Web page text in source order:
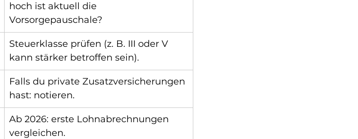
hoch ist aktuell die
Vorsorgepauschale?
Steuerklasse prüfen (z. B. III oder V
kann stärker betroffen sein).
Falls du private Zusatzversicherungen
hast: notieren.
Ab 2026: erste Lohnabrechnungen
vergleichen.